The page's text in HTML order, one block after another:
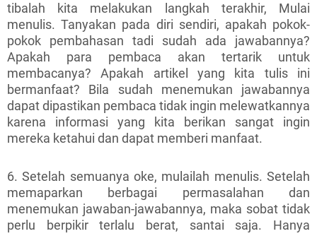
tibalah kita melakukan langkah terakhir, Mulai
menulis. Tanyakan pada diri sendiri, apakah pokok-
pokok pembahasan tadi sudah ada jawabannya?
Apakah para pembaca akan tertarik untuk
membacanya? Apakah artikel yang kita tulis ini
bermanfaat? Bila sudah menemukan jawabannya
dapat dipastikan pembaca tidak ingin melewatkannya
karena informasi yang kita berikan sangat ingin
mereka ketahui dan dapat memberi manfaat.
6. Setelah semuanya oke, mulailah menulis. Setelah
memaparkan berbagai permasalahan dan
menemukan jawaban-jawabannya, maka sobat tidak
perlu berpikir terlalu berat, santai saja. Hanya